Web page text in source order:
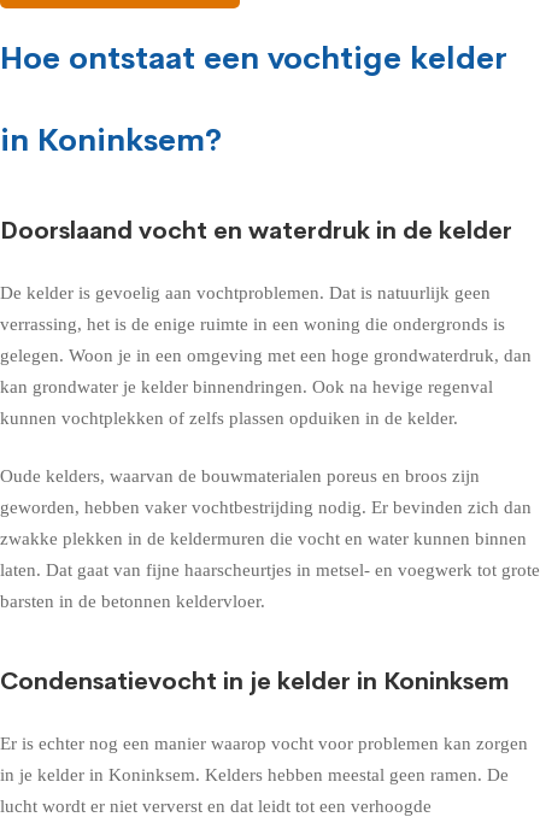
Hoe ontstaat een vochtige kelder
in Koninksem?
Doorslaand vocht en waterdruk in de kelder
De kelder is gevoelig aan vochtproblemen. Dat is natuurlijk geen
verrassing, het is de enige ruimte in een woning die ondergronds is
gelegen. Woon je in een omgeving met een hoge grondwaterdruk, dan
kan grondwater je kelder binnendringen. Ook na hevige regenval
kunnen vochtplekken of zelfs plassen opduiken in de kelder.
Oude kelders, waarvan de bouwmaterialen poreus en broos zijn
geworden, hebben vaker vochtbestrijding nodig. Er bevinden zich dan
zwakke plekken in de keldermuren die vocht en water kunnen binnen
laten. Dat gaat van fijne haarscheurtjes in metsel- en voegwerk tot grote
barsten in de betonnen keldervloer.
Condensatievocht in je kelder in Koninksem
Er is echter nog een manier waarop vocht voor problemen kan zorgen
in je kelder in Koninksem. Kelders hebben meestal geen ramen. De
lucht wordt er niet ververst en dat leidt tot een verhoogde